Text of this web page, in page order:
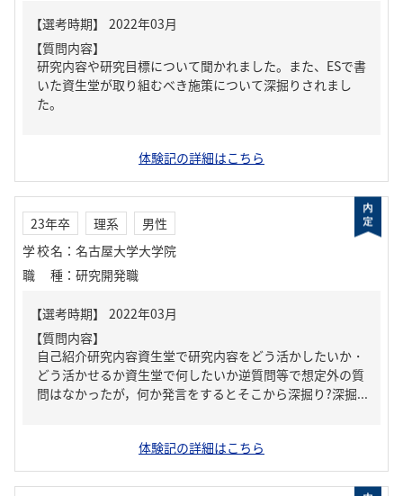
【質問内容】
研究内容や研究目標について聞かれました。また、ESで書
いた資生堂が取り組むべき施策について深掘りされまし
た。
体験記の詳細はこちら
23年卒 理系
男性
学校名 ： 名古屋大学大学院
職種 ： 研究開発職
【質問内容】
自己紹介研究内容資生堂で研究内容をどう活かしたいか・
どう活かせるか資生堂で何したいか逆質問等で想定外の質
問はなかったが，何か発言をするとそこから深掘り?深掘...
体験記の詳細はこちら